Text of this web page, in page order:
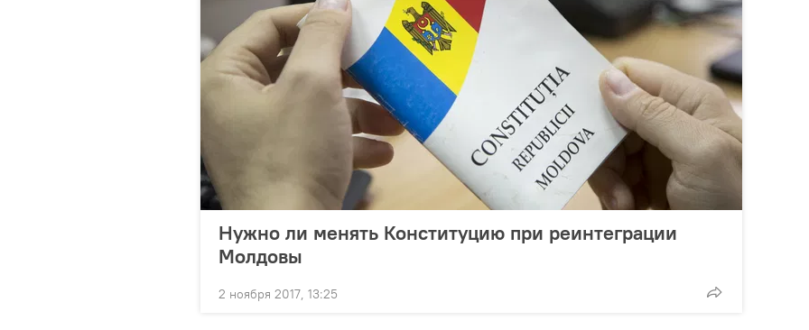
Нужно ли менять Конституцию при реинтеграции
Молдовы
2 ноября 2017, 13:25